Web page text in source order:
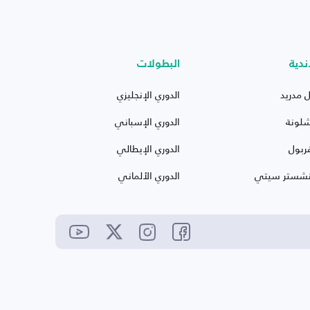
مدريد
سيتي
البطولات
الدوري الإنجليزي
الدوري الإسباني
الدوري الإيطالي
الدوري الألماني